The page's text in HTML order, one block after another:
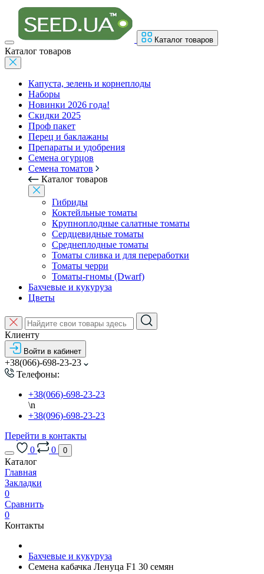
Каталог товаров
Каталог товаров
Капуста, зелень и корнеплоды
Наборы
Новинки 2026 года!
Скидки 2025
Проф пакет
Перец и баклажаны
Препараты и удобрения
Семена огурцов
Семена томатов
Каталог товаров
Гибриды
Коктейльные томаты
Крупноплодные салатные томаты
Сердцевидные томаты
Среднеплодные томаты
Томаты сливка и для переработки
Томаты черри
Томаты-гномы (Dwarf)
Бахчевые и кукуруза
Цветы
Клиенту
Войти в кабинет
+38(066)-698-23-23
Телефоны:
+38(066)-698-23-23
\n
+38(096)-698-23-23
Перейти в контакты
0
0 0
Каталог
Главная
Закладки
0
Сравнить
0
Контакты
Бахчевые и кукуруза
Семена кабачка Ленуца F1 30 семян